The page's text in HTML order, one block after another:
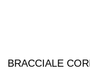
BRACCIALE